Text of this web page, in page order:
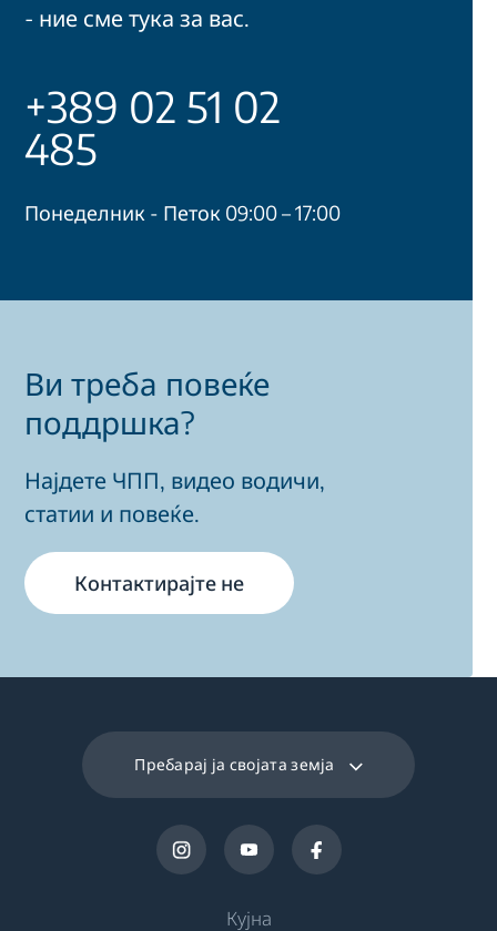
- ние сме тука за вас.
+389 02 51 02
485
Понеделник - Петок 09:00 – 17:00
Ви треба повеќе
поддршка?
Најдете ЧПП, видео водичи,
статии и повеќе.
Контактирајте не
Пребарај ја својата земја
Кујна